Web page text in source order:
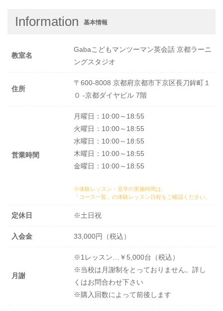
Information 基本情報
教室名
Gabaこどもマンツーマン英会話 京都ラーニ
ングスタジオ
住所
〒600-8008 京都府京都市下京区長刀鉾町１
０ -京都ダイヤビル 7階
営業時間
月曜日：10:00～18:55
火曜日：10:00～18:55
水曜日：10:00～18:55
木曜日：10:00～18:55
金曜日：10:00～18:55
※体験レッスン・見学の実施時間は、
「コース一覧」の体験レッスン日程をご確認ください。
定休日 ※土日祝
入会金 33,000円（税込）
月謝
※1レッスン…￥5,000台（税込）
※当校は月謝制をとっておりません。詳し
くはお問合わせ下さい
※購入回数によって前後します